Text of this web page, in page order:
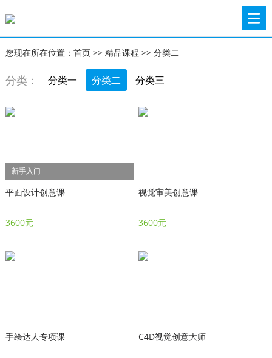
您现在所在位置： 首页>> 精品课程 >> 分类二
分类： 分类一 分类二 分类三
新手入门
平面设计创意课
3600元
视觉审美创意课
3600元
手绘达人专项课 C4D视觉创意大师